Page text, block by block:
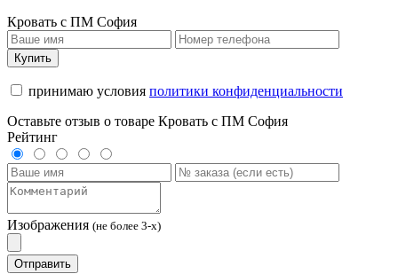
Кровать с ПМ София
Купить
принимаю условия политики конфиденциальности
Оставьте отзыв о товаре Кровать с ПМ София
Рейтинг
Изображения (не более 3-х)
Отправить